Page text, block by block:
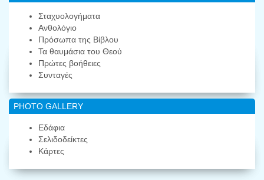
Σταχυολογήματα
Ανθολόγιο
Πρόσωπα της Βίβλου
Τα θαυμάσια του Θεού
Πρώτες βοήθειες
Συνταγές
PHOTO GALLERY
Εδάφια
Σελιδοδείκτες
Κάρτες